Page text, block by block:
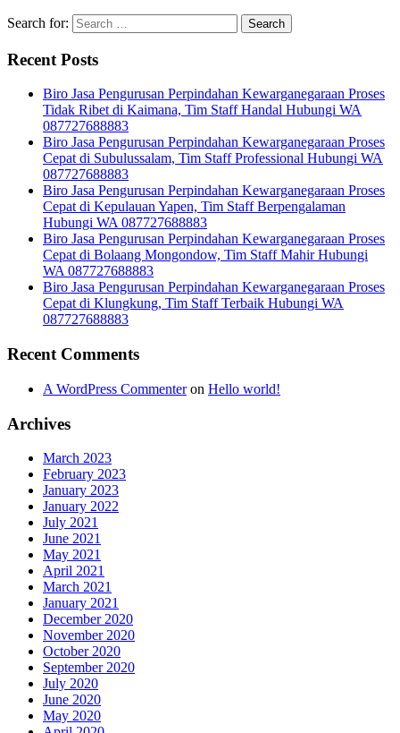
Search for:
Recent Posts
Biro Jasa Pengurusan Perpindahan Kewarganegaraan Proses
Tidak Ribet di Kaimana, Tim Staff Handal Hubungi WA
087727688883
Biro Jasa Pengurusan Perpindahan Kewarganegaraan Proses
Cepat di Subulussalam, Tim Staff Professional Hubungi WA
087727688883
Biro Jasa Pengurusan Perpindahan Kewarganegaraan Proses
Cepat di Kepulauan Yapen, Tim Staff Berpengalaman
Hubungi WA 087727688883
Biro Jasa Pengurusan Perpindahan Kewarganegaraan Proses
Cepat di Bolaang Mongondow, Tim Staff Mahir Hubungi
WA 087727688883
Biro Jasa Pengurusan Perpindahan Kewarganegaraan Proses
Cepat di Klungkung, Tim Staff Terbaik Hubungi WA
087727688883
Recent Comments
A WordPress Commenteron Hello world!
Archives
March 2023
February 2023
January 2023
January 2022
July 2021
June 2021
May 2021
April 2021
March 2021
January 2021
December 2020
November 2020
October 2020
September 2020
July 2020
June 2020
May 2020